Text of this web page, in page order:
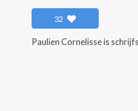
32
Paulien Cornelisse is